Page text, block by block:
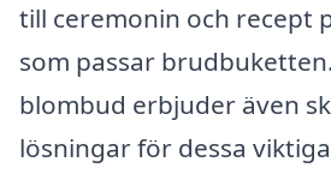
till ceremonin och recept
som passar
blombud erbjuder även
lösningar för dessa